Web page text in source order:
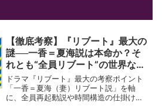
【徹底考察】『リブート』最大の
謎──一香＝夏海説は本命か？そ
れとも“全員リブート”の世界なの
か
ドラマ『リブート』最大の考察ポイント
「一香＝夏海（妻）リブート説」を軸
に、全員再起動説や時間構造の仕掛け、